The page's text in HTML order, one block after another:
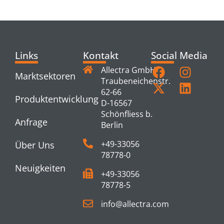
Links
Marktsektoren
Produktentwicklung
Anfrage
Über Uns
Neuigkeiten
Kontakt
Allectra GmbH
Traubeneichenstr.
62-66
D-16567
Schönfliess b.
Berlin
+49-33056
78778-0
+49-33056
78778-5
info@allectra.com
Social Media